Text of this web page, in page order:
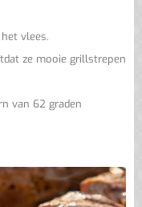
vlees.
ze mooie grillstrepen
van 62 graden